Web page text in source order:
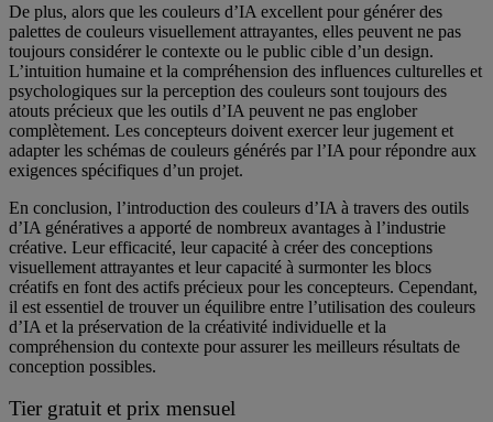
De plus, alors que les couleurs d’IA excellent pour générer des
palettes de couleurs visuellement attrayantes, elles peuvent ne pas
toujours considérer le contexte ou le public cible d’un design.
L’intuition humaine et la compréhension des influences culturelles et
psychologiques sur la perception des couleurs sont toujours des
atouts précieux que les outils d’IA peuvent ne pas englober
complètement. Les concepteurs doivent exercer leur jugement et
adapter les schémas de couleurs générés par l’IA pour répondre aux
exigences spécifiques d’un projet.
En conclusion, l’introduction des couleurs d’IA à travers des outils
d’IA génératives a apporté de nombreux avantages à l’industrie
créative. Leur efficacité, leur capacité à créer des conceptions
visuellement attrayantes et leur capacité à surmonter les blocs
créatifs en font des actifs précieux pour les concepteurs. Cependant,
il est essentiel de trouver un équilibre entre l’utilisation des couleurs
d’IA et la préservation de la créativité individuelle et la
compréhension du contexte pour assurer les meilleurs résultats de
conception possibles.
Tier gratuit et prix mensuel